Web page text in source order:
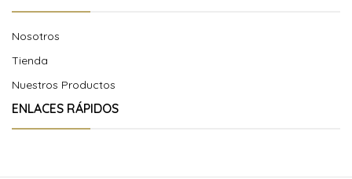
Nosotros
Tienda
Nuestros Productos
ENLACES RÁPIDOS